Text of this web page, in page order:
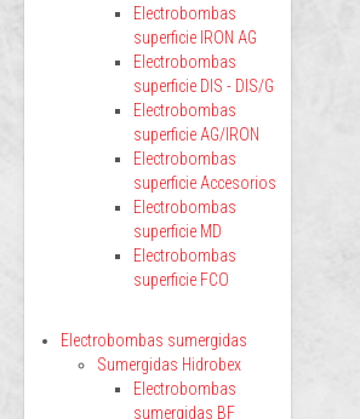
Electrobombas
superficie IRON AG
Electrobombas
superficie DIS - DIS/G
Electrobombas
superficie AG/IRON
Electrobombas
superficie Accesorios
Electrobombas
superficie MD
Electrobombas
superficie FCO
Electrobombas sumergidas
Sumergidas Hidrobex
Electrobombas
sumergidas BF